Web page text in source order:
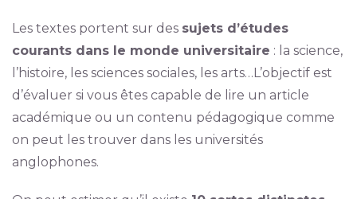
Les textes portent sur des sujets d’études
courants dans le monde universitaire : la science,
l’histoire, les sciences sociales, les arts…L’objectif est
d’évaluer si vous êtes capable de lire un article
académique ou un contenu pédagogique comme
on peut les trouver dans les universités
anglophones.